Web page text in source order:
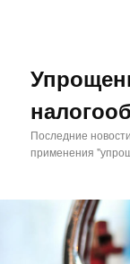
Последние
применения